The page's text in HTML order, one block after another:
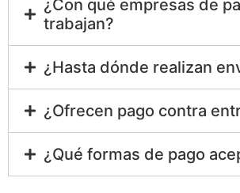
¿Con qué empresas de
trabajan?
¿Hasta dónde realizan
¿Ofrecen pago contra
¿Qué formas de pago